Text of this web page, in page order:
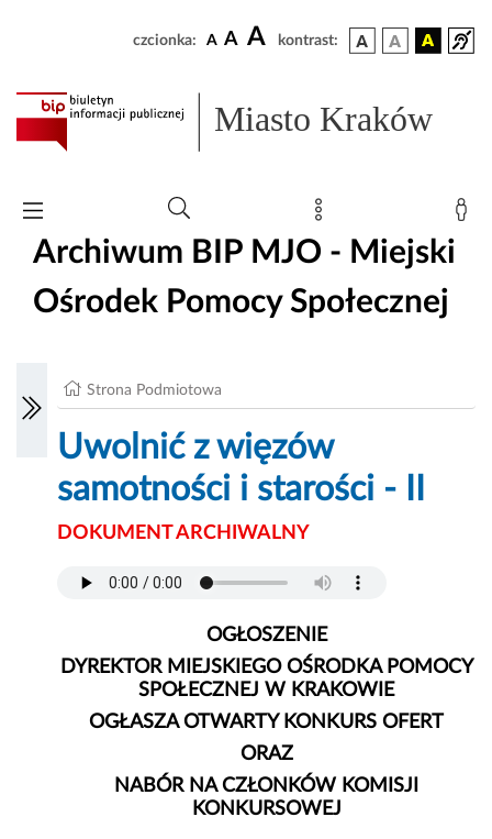
czcionka: A A A kontrast:
Miasto Kraków
Archiwum BIP MJO - Miejski
Ośrodek Pomocy Społecznej
Strona Podmiotowa
Uwolnić z więzów
samotności i starości - II
DOKUMENT ARCHIWALNY
OGŁOSZENIE
DYREKTOR MIEJSKIEGO OŚRODKA POMOCY
SPOŁECZNEJ W KRAKOWIE
OGŁASZA OTWARTY KONKURS OFERT
ORAZ
NABÓR NA CZŁONKÓW KOMISJI
KONKURSOWEJ